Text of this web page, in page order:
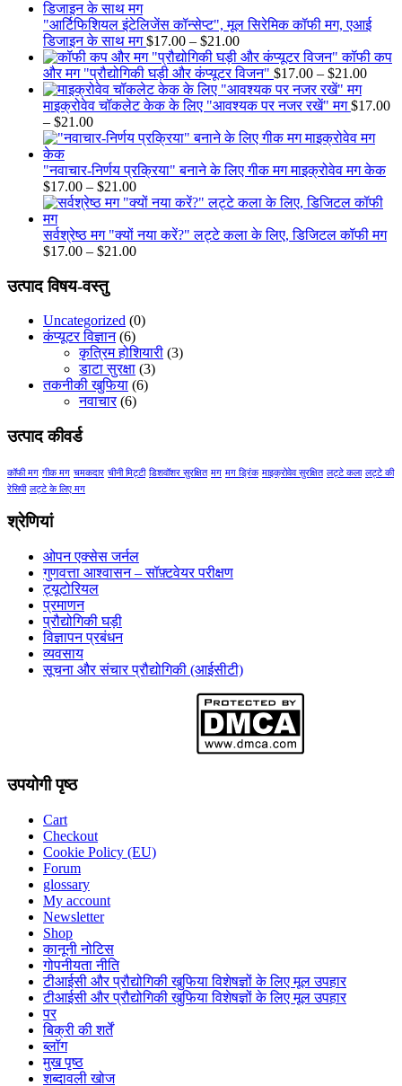
through
$21.00
"आर्टिफिशियल इंटेलिजेंस कॉन्सेप्ट", मूल सिरेमिक कॉफी मग, एआई
डिजाइन के साथ मग $17.00 – $21.00Price
range:
$17.00
through
$21.00
कॉफी कप
और मग "प्रौद्योगिकी घड़ी और कंप्यूटर विजन" $17.00 – $21.00Price
माइक्रोवेव चॉकलेट केक के लिए "आवश्यक पर नजर रखें" मग $17.00
– $21.00Price
range:
through
$21.00
"नवाचार-निर्णय प्रक्रिया" बनाने के लिए गीक मग माइक्रोवेव मग केक
$17.00 – $21.00Price
range:
through
$21.00
सर्वश्रेष्ठ मग "क्यों नया करें?" लट्टे कला के लिए, डिजिटल कॉफी मग
$17.00 – $21.00Price
$21.00
उत्पाद विषय-वस्तु
Uncategorized (0)
कंप्यूटर विज्ञान (6)
कृत्रिम होशियारी (3)
डाटा सुरक्षा (3)
तकनीकी खुफिया (6)
नवाचार (6)
उत्पाद कीवर्ड
कॉफी मग गीक मग चमकदार चीनी मिट्टी डिशवॉशर सुरक्षित मग मग ड्रिंक माइक्रोवेव सुरक्षित लट्टे कला लट्टे की
रेसिपी लट्टे के लिए मग
श्रेणियां
ओपन एक्सेस जर्नल
गुणवत्ता आश्वासन – सॉफ़्टवेयर परीक्षण
ट्यूटोरियल
प्रमाणन
प्रौद्योगिकी घड़ी
विज्ञापन प्रबंधन
व्यवसाय
सूचना और संचार प्रौद्योगिकी (आईसीटी)
उपयोगी पृष्ठ
Cart
Checkout
Cookie Policy (EU)
Forum
glossary
My account
Newsletter
Shop
कानूनी नोटिस
गोपनीयता नीति
टीआईसी और प्रौद्योगिकी खुफिया विशेषज्ञों के लिए मूल उपहार
टीआईसी और प्रौद्योगिकी खुफिया विशेषज्ञों के लिए मूल उपहार
पर
बिक्री की शर्तें
ब्लॉग
मुख पृष्ठ
शब्दावली खोज